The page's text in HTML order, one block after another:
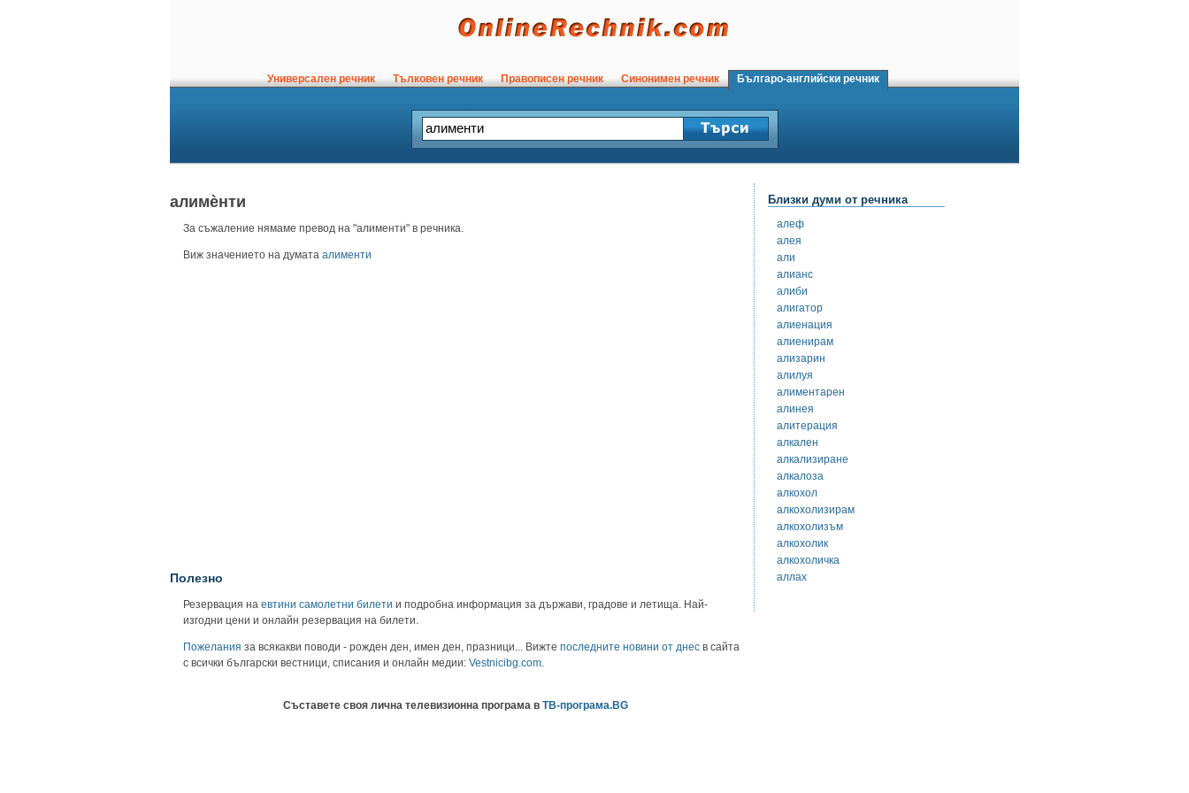
Универсален речник Тълковен речник Правописен речник Синонимен речник Българо-английски речник
алимѐнти
За съжаление нямаме превод на "алименти" в речника.
Виж значението на думата алименти
Полезно
Резервация на евтини самолетни билети и подробна информация за държави, градове и летища. Най-
изгодни цени и онлайн резервация на билети.
Пожелания за всякакви поводи - рожден ден, имен ден, празници... Вижте последните новини от днес в сайта
с всички български вестници, списания и онлайн медии: Vestnicibg.com
Съставете своя лична телевизионна програма в ТВ-програма.BG
Близки думи от речника
алеф
алея
али
алианс
алиби
алигатор
алиенация
алиенирам
ализарин
алилуя
алиментарен
алинея
алитерация
алкален
алкализиране
алкалоза
алкохол
алкохолизирам
алкохолизъм
алкохолик
алкохоличка
аллах